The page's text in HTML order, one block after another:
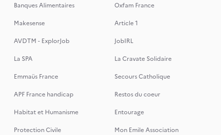
Banques Alimentaires
Oxfam France
Makesense
Article 1
AVDTM - ExplorJob
JobIRL
La SPA
La Cravate Solidaire
Emmaüs France
Secours Catholique
APF France handicap
Restos du coeur
Habitat et Humanisme
Entourage
Protection Civile
Mon Emile Association